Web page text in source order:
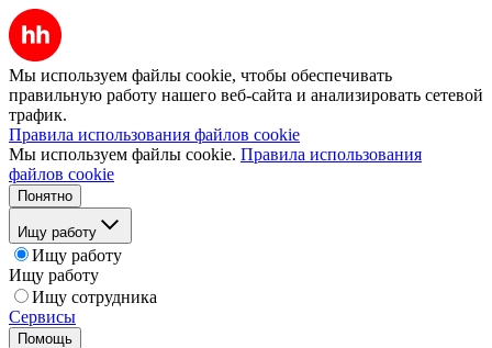
Мы используем файлы cookie, чтобы обеспечивать
правильную работу нашего веб-сайта и анализировать сетевой
трафик.
Правила использования файлов cookie
Мы используем файлы cookie. Правила использования
файлов cookie
Понятно
Ищу работу
Ищу работу
Ищу работу
Ищу сотрудника
Сервисы
Помощь